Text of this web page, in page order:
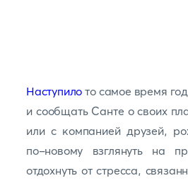
Наступило то самое время
и сообщать Санте о своих
или с компанией друзей,
по-новому взглянуть на
отдохнуть от стресса,